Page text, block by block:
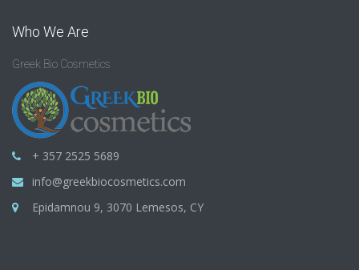
Who We Are
Greek Bio Cosmetics
+ 357 2525 5689
info@greekbiocosmetics.com
Epidamnou 9, 3070 Lemesos, CY